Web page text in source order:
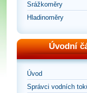
Srážkoměry
Hladinoměry
Úvodní
Úvod
Správci vodních